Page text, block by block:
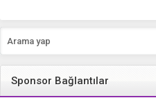
Sponsor Bağlantılar